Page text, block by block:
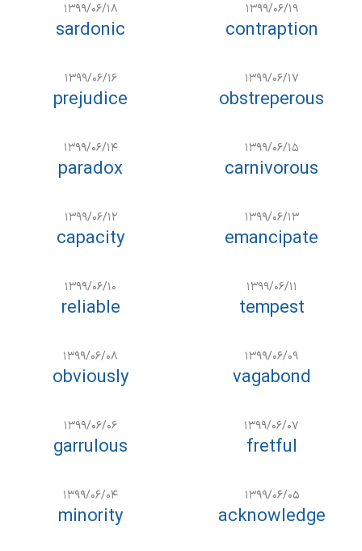
۱۳۹۹/۰۶/۱۹
contraption
۱۳۹۹/۰۶/۱۸
sardonic
۱۳۹۹/۰۶/۱۷
obstreperous
۱۳۹۹/۰۶/۱۶
prejudice
۱۳۹۹/۰۶/۱۵
carnivorous
۱۳۹۹/۰۶/۱۴
paradox
۱۳۹۹/۰۶/۱۳
emancipate
۱۳۹۹/۰۶/۱۲
capacity
۱۳۹۹/۰۶/۱۱
tempest
۱۳۹۹/۰۶/۱۰
reliable
۱۳۹۹/۰۶/۰۹
vagabond
۱۳۹۹/۰۶/۰۸
obviously
۱۳۹۹/۰۶/۰۷
fretful
۱۳۹۹/۰۶/۰۶
garrulous
۱۳۹۹/۰۶/۰۵
acknowledge
۱۳۹۹/۰۶/۰۴
minority